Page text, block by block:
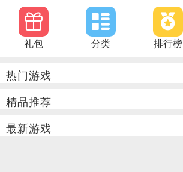
礼包 分类 排行榜
热门游戏
精品推荐
最新游戏